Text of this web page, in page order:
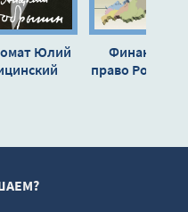
Юлий
Финансовое
право